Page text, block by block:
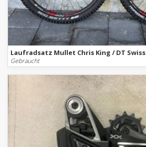
Laufradsatz Mullet Chris King / DT Swiss
Gebraucht